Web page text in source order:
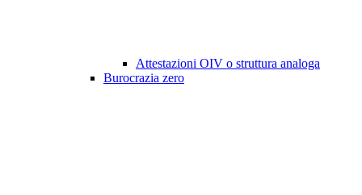
Attestazioni OIV o struttura analoga
Burocrazia zero